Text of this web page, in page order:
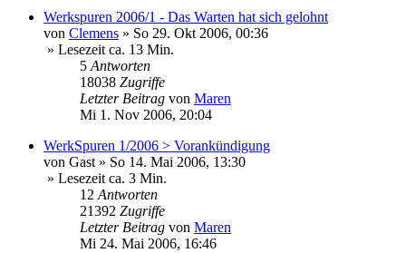
Werkspuren 2006/1 - Das Warten hat sich gelohnt
von Clemens » So 29. Okt 2006, 00:36
» Lesezeit ca. 13 Min.
5Antworten
18038 Zugriffe
Letzter Beitrag von Maren
Mi 1. Nov 2006, 20:04
WerkSpuren 1/2006 > Vorankündigung
von Gast» So 14. Mai 2006, 13:30
» Lesezeit ca. 3 Min.
12Antworten
21392 Zugriffe
Letzter Beitrag von Maren
Mi 24. Mai 2006, 16:46